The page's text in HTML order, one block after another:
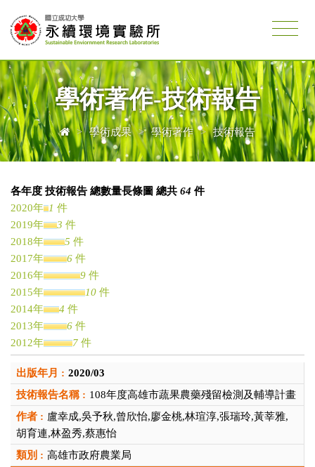
學術著作-技術報告
> 學術成果 > 學術著作 > 技術報告
各年度 技術報告 總數量長條圖 總共 64 件
2020年 1 件
2019年
3 件
2018年
5 件
2017年
6 件
2016年
9件
2015年
10 件
2014年
4 件
2013年
6 件
2012年
7件
2011年 1件
2010年 1件
2009年
2件
2007年
2件
2006年
1 件
2005年
2件
2004年 1件
2020/03
108年度高雄市蔬果農藥殘留檢測及輔導計畫
盧幸成,吳予秋,曾欣怡,廖金桃,林瑄淳,張瑞玲,黃莘雅,
胡育連,林盈秀,蔡惠怡
高雄市政府農業局